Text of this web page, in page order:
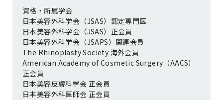
資格・所属学会
日本美容外科学会（JSAS）認定専門医
日本美容外科学会（JSAS）正会員
日本美容外科学会（JSAPS）関連会員
The Rhinoplasty Society 海外会員
American Academy of Cosmetic Surgery（AACS）
正会員
日本美容皮膚科学会 正会員
日本美容外科医師会 正会員